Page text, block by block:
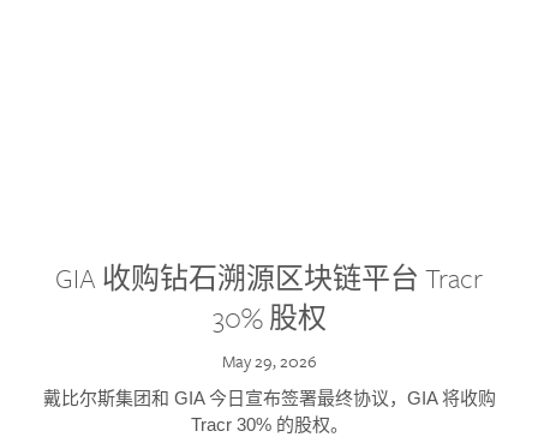
GIA 收购钻石溯源区块链平台 Tracr
30% 股权
May 29, 2026
戴比尔斯集团和 GIA 今日宣布签署最终协议，GIA 将收购
Tracr 30% 的股权。